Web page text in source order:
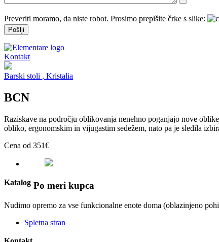
Preveriti moramo, da niste robot. Prosimo prepišite črke s slike:
Kontakt
Barski stoli , Kristalia
BCN
Raziskave na področju oblikovanja nenehno poganjajo nove
obliko, ergonomskim in vijugastim sedežem, nato pa je sledila
Cena od 351€
Katalog Po meri kupca
Nudimo opremo za vse funkcionalne enote doma (oblazinjeno
Spletna stran